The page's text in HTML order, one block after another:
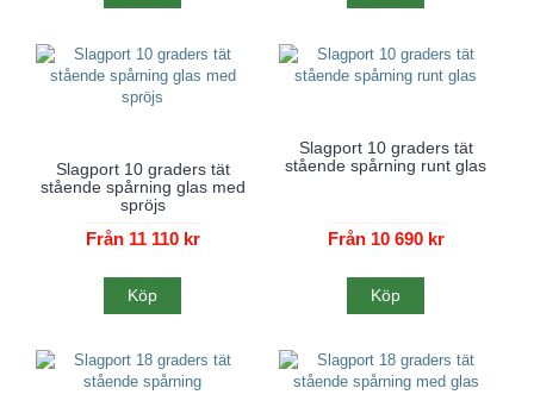
Slagport 10 graders tät
stående spårning glas med
spröjs
Från 11 110 kr
Köp
Slagport 10 graders tät
stående spårning runt glas
Från 10 690 kr
Köp